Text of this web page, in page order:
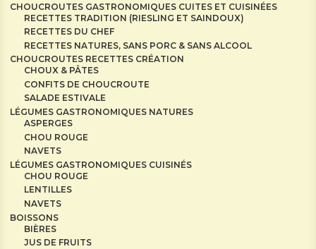
CHOUCROUTES GASTRONOMIQUES CUITES ET CUISINÉES
RECETTES TRADITION (RIESLING ET SAINDOUX)
RECETTES DU CHEF
RECETTES NATURES, SANS PORC & SANS ALCOOL
CHOUCROUTES RECETTES CRÉATION
CHOUX & PÂTES
CONFITS DE CHOUCROUTE
SALADE ESTIVALE
LÉGUMES GASTRONOMIQUES NATURES
ASPERGES
CHOU ROUGE
NAVETS
LÉGUMES GASTRONOMIQUES CUISINÉS
CHOU ROUGE
LENTILLES
NAVETS
BOISSONS
BIÈRES
JUS DE FRUITS